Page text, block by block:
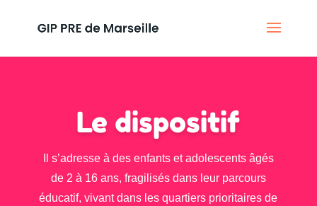
Le dispositif
Il s’adresse à des enfants et adolescents âgés
de 2 à 16 ans, fragilisés dans leur parcours
éducatif, vivant dans les quartiers prioritaires de